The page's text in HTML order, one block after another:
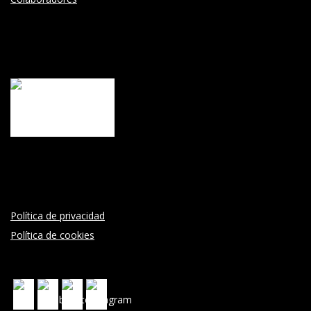
Política de privacidad
Política de cookies